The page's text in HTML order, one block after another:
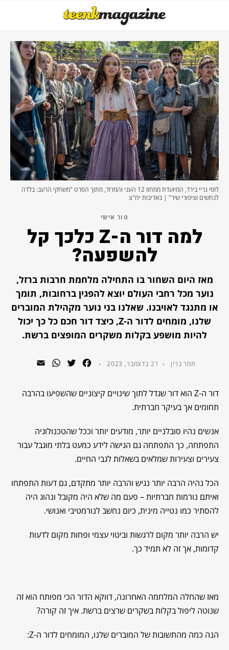
לוסי גריי בירד, המיועדת ממחוז 12 העני והמרוד, מתוך הסרט "משחקי הרעב: בלדה
לנחשים וציפורי שיר" | באדיבות יח"צ
טור אישי
למה דור ה-Z כלכך קל
להשפעה?
מאז היום השחור בו התחילה מלחמת חרבות ברזל,
נוער מכל רחבי העולם יוצא להפגין ברחובות, תומך
או מתנגד לאויבנו. שאלנו בני נוער מקהילת המוברים
שלנו, מומחים לדור ה-Z, כיצד דור חכם כל כך יכול
להיות מושפע בקלות משקרים המופצים ברשת.
תמר ברין 21 בדצמבר, 2023 Facebook
Twitter
WhatsApp
דור ה-Z הוא דור שגדל לתוך שינויים קיצוניים שהשפיעו בהרבה
תחומים אך בעיקר חברתית.
אנשים נהיו סובלניים יותר, מודעים יותר וככל שהטכנולוגיה
התפתחה, כך התפתחה גם הגישה לידע כמעט בלתי מוגבל עבור
צעירים וצעירות שמלאים בשאלות לגבי החיים.
הכל נהיה הרבה יותר נגיש והרבה יותר מתקדם, גם דעות התפתחו
ואיתם נורמות חברתיות – פעם מה שלא היה מקובל ונהוג היה
להסתיר כמו נטייה מינית, כיום נחשב לנורמטיבי ואנושי.
יש הרבה יותר מקום לרגשות וביטוי עצמי ופחות מקום לדעות
קדומות, אך זה לא תמיד כך.
מאז שהחלה המלחמה האחרונה, דווקא הדור הכי מפותח הוא זה
שנוטה ליפול בקלות בשקרים שרצים ברשת. איך זה קורה?
הנה כמה מהתשובות של המוברים שלנו, המומחים לדור ה-Z: